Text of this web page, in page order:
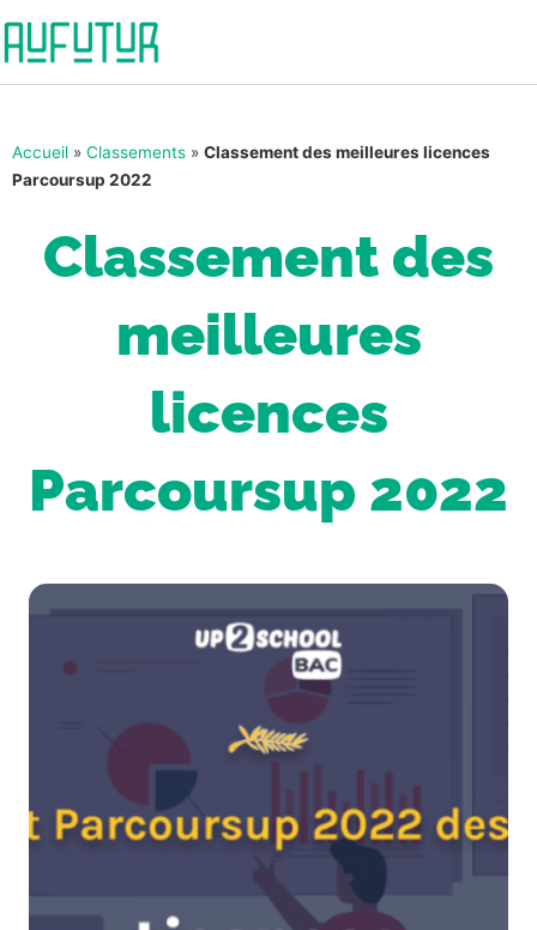
Accueil » Classements » Classement des meilleures licences
Parcoursup 2022
Classement des
meilleures
licences
Parcoursup 2022